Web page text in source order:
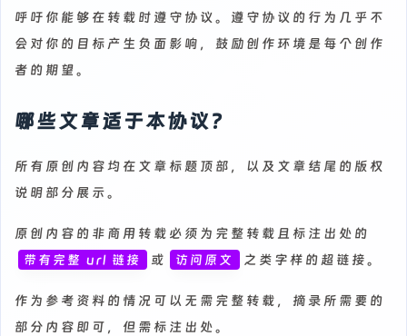
呼吁你能够在转载时遵守协议。遵守协议的行为几乎不
会对你的目标产生负面影响，鼓励创作环境是每个创作
者的期望。
哪些文章适于本协议？
所有原创内容均在文章标题顶部，以及文章结尾的版权
说明部分展示。
原创内容的非商用转载必须为完整转载且标注出处的
带有完整 url 链接 或 访问原文 之类字样的超链接。
作为参考资料的情况可以无需完整转载，摘录所需要的
部分内容即可，但需标注出处。